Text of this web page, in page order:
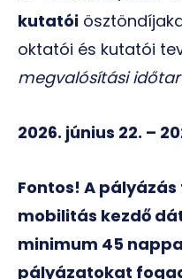
kutatói
oktatói és kutatói
megvalósítási
2026. június 22. –
Fontos! A
mobilitás kezdő
minimum 45
pályázatokat